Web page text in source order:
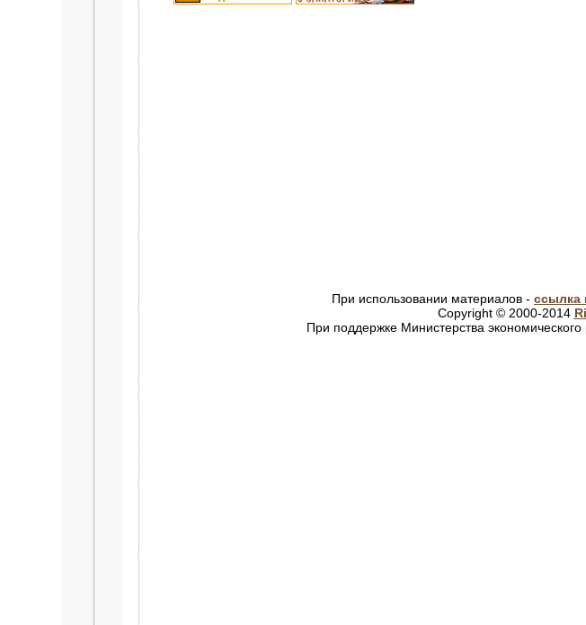
При использовании материалов - ссылка
Copyright © 2000-2014
При поддержке Министерства экономического